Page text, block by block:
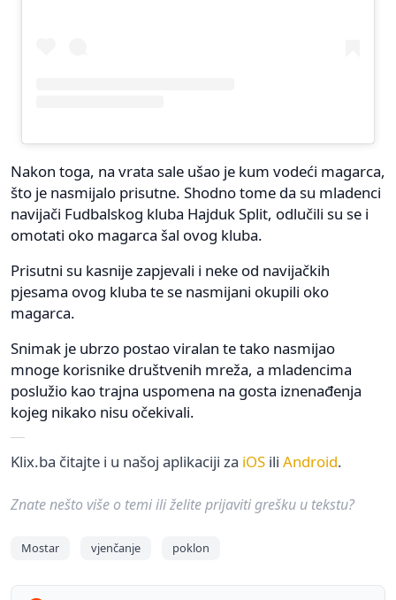
Nakon toga, na vrata sale ušao je kum vodeći magarca,
što je nasmijalo prisutne. Shodno tome da su mladenci
navijači Fudbalskog kluba Hajduk Split, odlučili su se i
omotati oko magarca šal ovog kluba.
Prisutni su kasnije zapjevali i neke od navijačkih
pjesama ovog kluba te se nasmijani okupili oko
magarca.
Snimak je ubrzo postao viralan te tako nasmijao
mnoge korisnike društvenih mreža, a mladencima
poslužio kao trajna uspomena na gosta iznenađenja
kojeg nikako nisu očekivali.
Klix.ba čitajte i u našoj aplikaciji za iOS ili Android.
Znate nešto više o temi ili želite prijaviti grešku u tekstu?
Mostar vjenčanje poklon